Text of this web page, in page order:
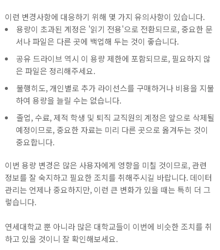
이런 변경사항에 대응하기 위해 몇 가지 유의사항이 있습니다.
용량이 초과된 계정은 '읽기 전용'으로 전환되므로, 중요한 문
서나 파일은 다른 곳에 백업해 두는 것이 좋습니다.
공유 드라이브 역시 이 용량 제한에 포함되므로, 필요하지 않
은 파일은 정리해주세요.
불행히도, 개인별로 추가 라이선스를 구매하거나 비용을 지불
하여 용량을 늘릴 수는 없습니다.
졸업, 수료, 제적 학생 및 퇴직 교직원의 계정은 앞으로 삭제될
예정이므로, 중요한 자료는 미리 다른 곳으로 옮겨두는 것이
중요합니다.
이번 용량 변경은 많은 사용자에게 영향을 미칠 것이므로, 관련
정보를 잘 숙지하고 필요한 조치를 취해주시길 바랍니다. 데이터
관리는 언제나 중요하지만, 이런 큰 변화가 있을 때는 특히 더 그
렇습니다.
연세대학교 뿐 아니라 많은 대학교들이 이번에 비슷한 조치를 취
하고 있을 것이니 잘 확인해보세요.